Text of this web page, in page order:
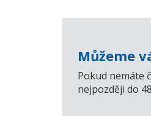
Můžeme
Pokud nemáte
nejpozději do